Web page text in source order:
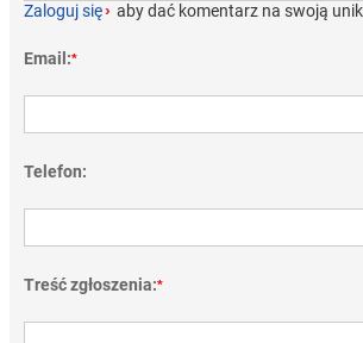
Zaloguj się› aby dać komentarz na swoją
Email:*
Telefon:
Treść zgłoszenia:*